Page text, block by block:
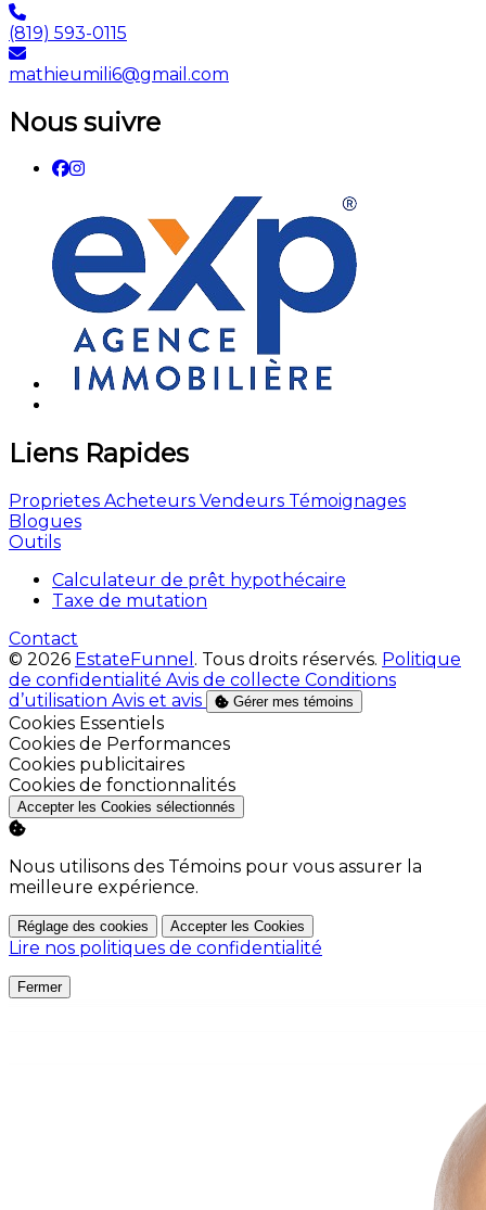
(819) 593-0115
mathieumili6@gmail.com
Nous suivre
Liens Rapides
Proprietes Acheteurs Vendeurs Témoignages
Blogues
Outils
Calculateur de prêt hypothécaire
Taxe de mutation
Contact
© 2026 EstateFunnel . Tous droits réservés. Politique
de confidentialité Avis de collecte Conditions
d’utilisation Avis et avis Gérer mes témoins
Activer
Cookies Essentiels
Activer
Cookies de Performances
Activer
Cookies publicitaires
Activer
Cookies de fonctionnalités
Accepter les Cookies sélectionnés
Nous utilisons des Témoins pour vous assurer la
meilleure expérience.
Réglage des cookies Accepter les Cookies
Lire nos politiques de confidentialité
Fermer